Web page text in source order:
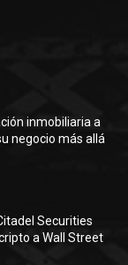
inmobiliaria a
negocio más allá
Securities
a Wall Street